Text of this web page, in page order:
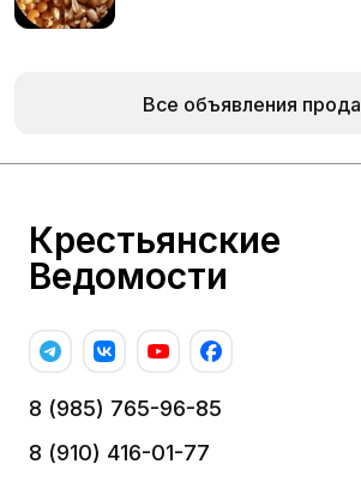
Все объявления
Крестьянские
Ведомости
8 (985) 765-96-85
8 (910) 416-01-77